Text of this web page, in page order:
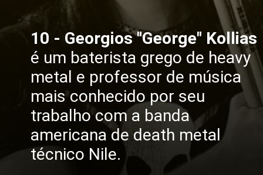
10 - Georgios "George" Kollias
é um baterista grego de heavy
metal e professor de música
mais conhecido por seu
trabalho com a banda
americana de death metal
técnico Nile.